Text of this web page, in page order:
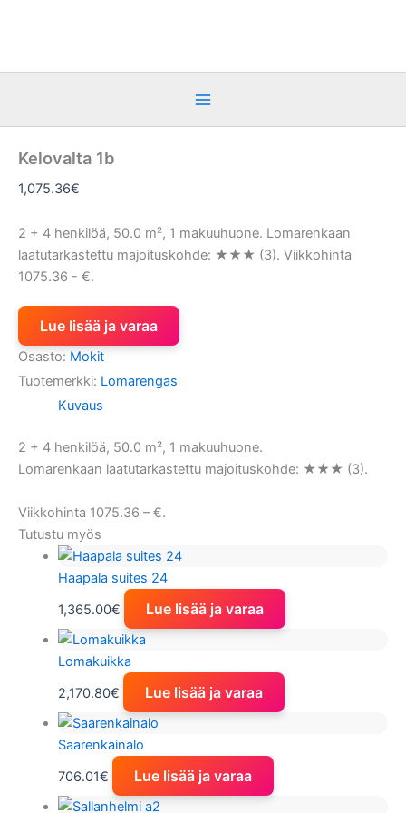
Kelovalta 1b
1,075.36€
2 + 4 henkilöä, 50.0 m², 1 makuuhuone. Lomarenkaan
laatutarkastettu majoituskohde: ★★★ (3). Viikkohinta
1075.36 - €.
Lue lisää ja varaa
Osasto: Mokit
Tuotemerkki: Lomarengas
Kuvaus
2 + 4 henkilöä, 50.0 m², 1 makuuhuone.
Lomarenkaan laatutarkastettu majoituskohde: ★★★ (3).
Viikkohinta 1075.36 – €.
Tutustu myös
Haapala suites 24
1,365.00€ Lue lisää ja varaa
Lomakuikka
2,170.80€ Lue lisää ja varaa
Saarenkainalo
706.01€ Lue lisää ja varaa